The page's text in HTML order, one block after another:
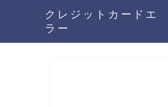
クレジットカードエ
ラー